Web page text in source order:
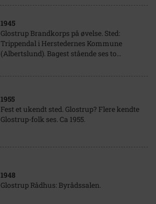
1945
Glostrup Brandkorps på øvelse. Sted:
Trippendal i Herstedernes Kommune
(Albertslund). Bagest stående ses to...
1955
Fest et ukendt sted. Glostrup? Flere kendte
Glostrup-folk ses. Ca 1955.
1948
Glostrup Rådhus: Byrådssalen.